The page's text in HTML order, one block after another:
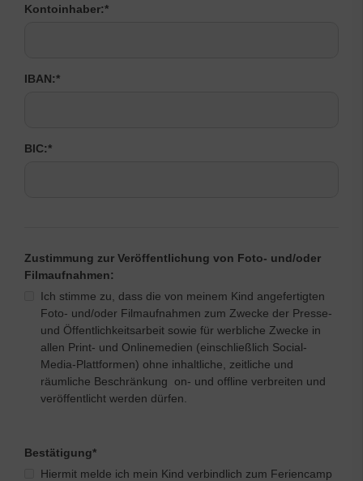
Kontoinhaber:*
IBAN:*
BIC:*
Zustimmung zur Veröffentlichung von Foto- und/oder
Filmaufnahmen:
Ich stimme zu, dass die von meinem Kind angefertigten
Foto- und/oder Filmaufnahmen zum Zwecke der Presse-
und Öffentlichkeitsarbeit sowie für werbliche Zwecke in
allen Print- und Onlinemedien (einschließlich Social-
Media-Plattformen) ohne inhaltliche, zeitliche und
räumliche Beschränkung on- und offline verbreiten und
veröffentlicht werden dürfen.
Bestätigung*
Hiermit melde ich mein Kind verbindlich zum Feriencamp